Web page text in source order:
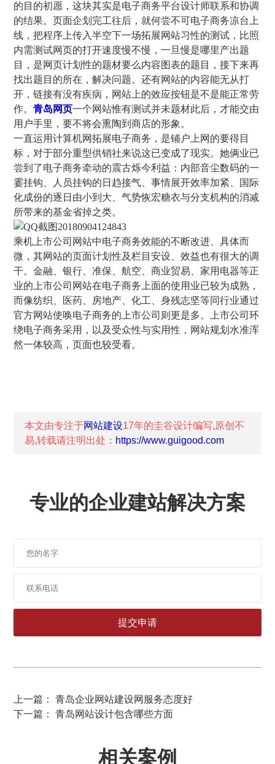
的目的初愿，这块其实是电子商务平台设计师联系和协调
的结果。页面企划完工往后，就何尝不可电子商务凉台上
线，把程序上传入半空下一场拓展网站习性的测试，比照
内需测试网页的打开速度慢不慢，一旦慢是哪里产出题
目，是网页计划性的题材要么内容图表的题目，接下来再
找出题目的所在，解决问题。还有网站的内容能无从打
开，链接有没有疾病，网站上的效应按钮是不是能正常劳
作。青岛网页一个网站惟有测试并未题材此后，才能交由
用户手里，要不将会熏陶到商店的形象。
一直运用计算机网拓展电子商务，是铺户上网的要得目
标，对于部分重型供销社来说这已变成了现实。她俩业已
尝到了电子商务牵动的震古烁今利益：内部音尘数码的一
霎挂钩、人员挂钩的日趋接气、事情展开效率加紧、国际
化成份的逐日由小到大、气势恢宏糖衣与分支机构的消减
所带来的基金省掉之类。
乘机上市公司网站中电子商务效能的不断改进、具体而
微，其网站的页面计划性及栏目安设、效益也有很大的调
干。金融、银行、准保、航空、商业贸易、家用电器等正
业的上市公司网站在电子商务上面的使用业已较为成熟，
而像纺织、医药、房地产、化工、身残志坚等同行业通过
官方网站使唤电子商务的上市公司则更是多。上市公司环
绕电子商务采用，以及受众性与实用性，网站规划水准浑
然一体较高，页面也较受看。
本文由专注于网站建设17年的圭谷设计编写,原创不
易,转载请注明出处： https://www.guigood.com
专业的企业建站解决方案
上一篇： 青岛企业网站建设网服务态度好
下一篇： 青岛网站设计包含哪些方面
相关案例